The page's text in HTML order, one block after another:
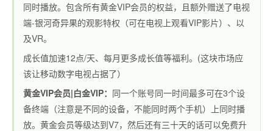
同时播放。包含所有黄金VIP会员的权益，且额外赠送了电视
端-银河奇异果的观影特权（可在电视上观看VIP影片）、以
及VR。
成长值加速12点/天、每月更多成长值等福利。(这块市场应
该让移动数字电视占据了）
黄金VIP会员|白金VIP： 同一个账号同一时间最多可在3个设
备终端（注意是不同的设备，不能同时两个手机）上同时播
放。黄金会员等级达到V7，然后还有三十天的话可以免费升